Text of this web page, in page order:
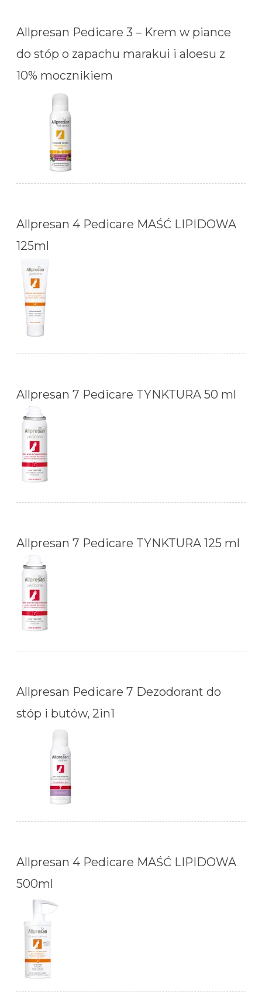
Allpresan Pedicare 3 – Krem w piance
do stóp o zapachu marakui i aloesu z
10% mocznikiem
Allpresan 4 Pedicare MAŚĆ LIPIDOWA
125ml
Allpresan 7 Pedicare TYNKTURA 50 ml
Allpresan 7 Pedicare TYNKTURA 125 ml
Allpresan Pedicare 7 Dezodorant do
stóp i butów, 2in1
Allpresan 4 Pedicare MAŚĆ LIPIDOWA
500ml